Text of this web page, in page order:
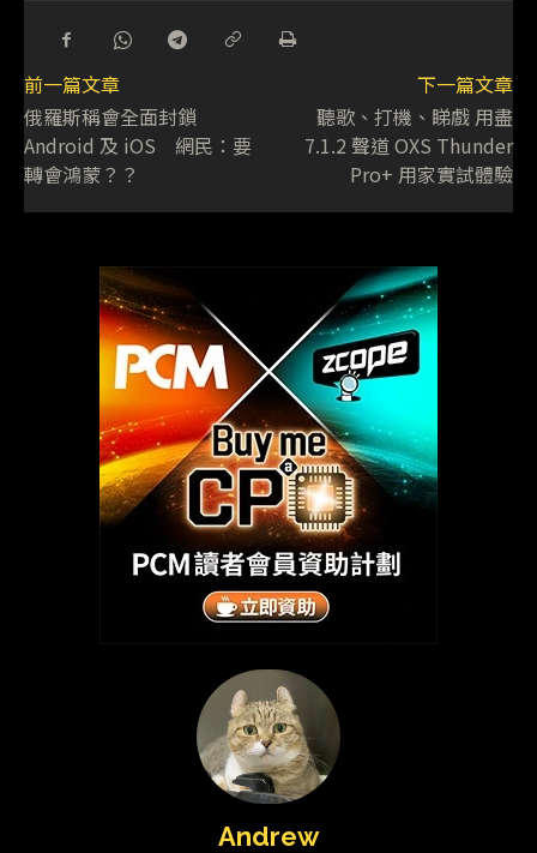
前一篇文章
俄羅斯稱會全面封鎖
Android 及 iOS 網民：要
轉會鴻蒙？？
下一篇文章
聽歌、打機、睇戲 用盡
7.1.2 聲道 OXS Thunder
Pro+ 用家實試體驗
Andrew